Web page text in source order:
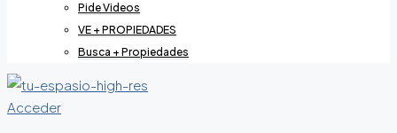
Pide Videos
VE + PROPIEDADES
Busca + Propiedades
Acceder